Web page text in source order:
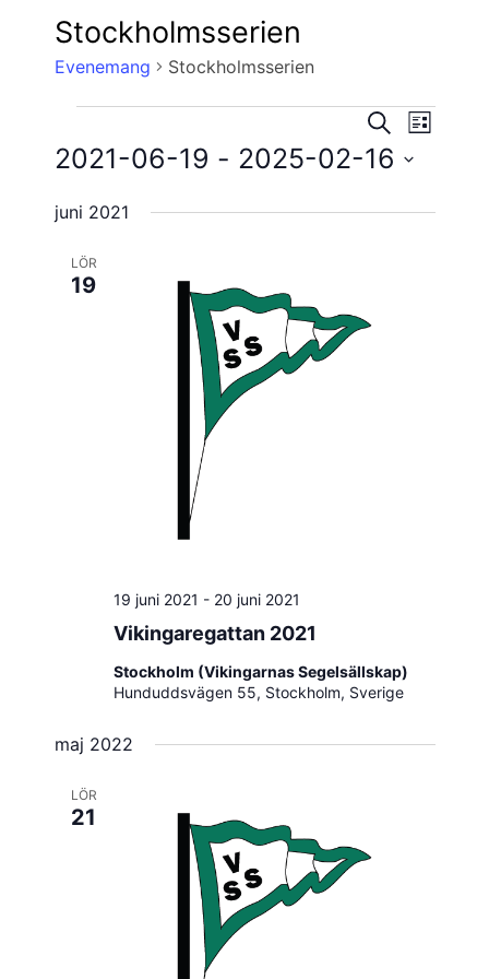
Stockholmsserien
Evenemang Stockholmsserien
Search
and
SÖK LISTA
2021-06-19 - 2025-02-16
datum.
juni 2021
LÖR
19
Vikingaregattan 2021
19 juni 2021 - 20 juni 2021
Stockholm (Vikingarnas Segelsällskap)
Hunduddsvägen 55, Stockholm, Sverige
maj 2022
LÖR
21